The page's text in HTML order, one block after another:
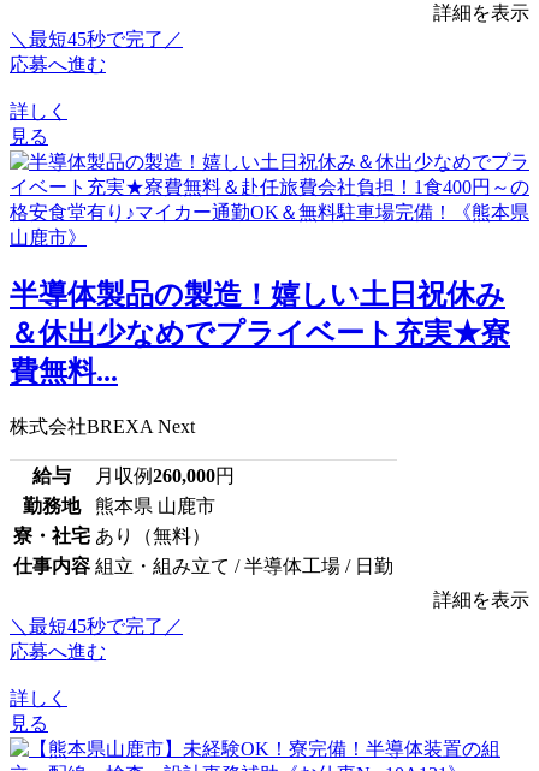
詳細を表示
＼最短45秒で完了／
応募へ進む
詳しく
見る
半導体製品の製造！嬉しい土日祝休み
＆休出少なめでプライベート充実★寮
費無料...
株式会社BREXA Next
給与 月収例260,000円
勤務地
熊本県 山鹿市
寮・社宅 あり（無料）
仕事内容 組立・組み立て / 半導体工場 / 日勤
詳細を表示
＼最短45秒で完了／
応募へ進む
詳しく
見る